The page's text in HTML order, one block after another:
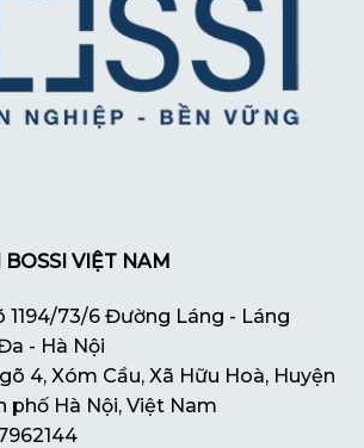
VIỆT NAM
1194/73/6 Đường Láng - Láng
- Hà Nội
4, Xóm Cầu, Xã Hữu Hoà, Huyện
phố Hà Nội, Việt Nam